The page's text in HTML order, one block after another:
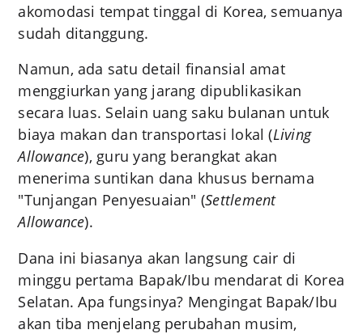
akomodasi tempat tinggal di Korea, semuanya
sudah ditanggung.
Namun, ada satu detail finansial amat
menggiurkan yang jarang dipublikasikan
secara luas. Selain uang saku bulanan untuk
biaya makan dan transportasi lokal (Living
Allowance), guru yang berangkat akan
menerima suntikan dana khusus bernama
"Tunjangan Penyesuaian" (Settlement
Allowance).
Dana ini biasanya akan langsung cair di
minggu pertama Bapak/Ibu mendarat di Korea
Selatan. Apa fungsinya? Mengingat Bapak/Ibu
akan tiba menjelang perubahan musim,